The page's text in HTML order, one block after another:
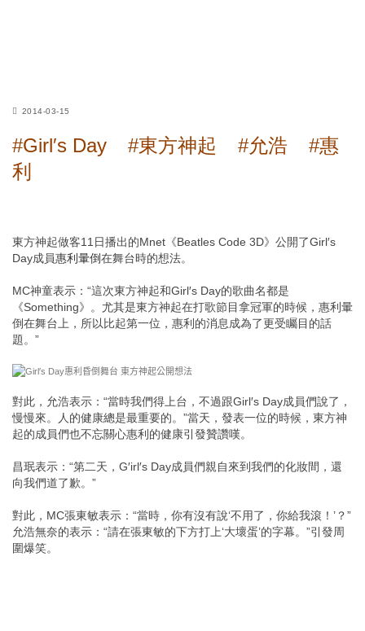
2014-03-15
#Girl′s Day #東方神起 #允浩
#惠
利
東方神起做客11日播出的Mnet《Beatles Code 3D》公開了Girl′s
Day成員惠利暈倒在舞台時的想法。
MC神童表示：“這次東方神起和Girl′s Day的歌曲名都是
《Something》。尤其是東方神起在打歌節目拿冠軍的時候，惠利暈
倒在舞台上，所以比起第一位，惠利的消息成為了更受矚目的話
題。”
對此，允浩表示：“當時我們得上台，不過跟Girl′s Day成員們說了，
慢慢來。人的健康總是最重要的。”當天，發表一位的時候，東方神
起的成員們也不忘關心惠利的健康引發贊讚嘆。
昌珉表示：“第二天，G′irl′s Day成員們親自來到我們的化妝間，還
向我們道了歉。”
對此，MC張東敏表示：“當時，你有沒有說‘不用了，你給我滾！’？”
允浩無奈的表示：“請在張東敏的下方打上‘大壞蛋’的字幕。”引發周
圍爆笑。